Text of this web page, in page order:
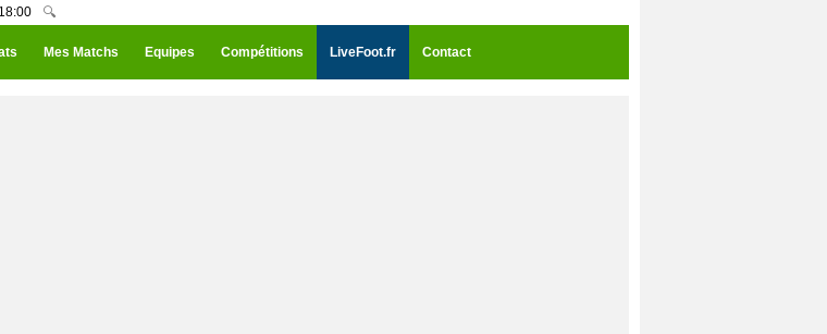
🔍
Mes Matchs Equipes Compétitions LiveFoot.fr Contact